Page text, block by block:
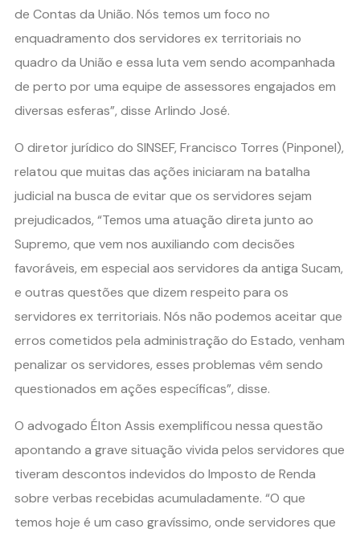
de Contas da União. Nós temos um foco no
enquadramento dos servidores ex territoriais no
quadro da União e essa luta vem sendo acompanhada
de perto por uma equipe de assessores engajados em
diversas esferas”, disse Arlindo José.
O diretor jurídico do SINSEF, Francisco Torres (Pinponel),
relatou que muitas das ações iniciaram na batalha
judicial na busca de evitar que os servidores sejam
prejudicados, “Temos uma atuação direta junto ao
Supremo, que vem nos auxiliando com decisões
favoráveis, em especial aos servidores da antiga Sucam,
e outras questões que dizem respeito para os
servidores ex territoriais. Nós não podemos aceitar que
erros cometidos pela administração do Estado, venham
penalizar os servidores, esses problemas vêm sendo
questionados em ações específicas”, disse.
O advogado Élton Assis exemplificou nessa questão
apontando a grave situação vivida pelos servidores que
tiveram descontos indevidos do Imposto de Renda
sobre verbas recebidas acumuladamente. “O que
temos hoje é um caso gravíssimo, onde servidores que